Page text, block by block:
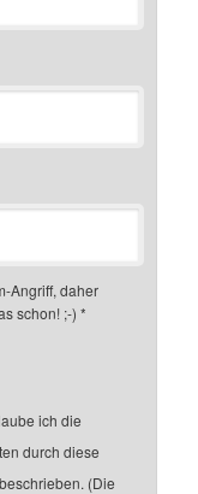
Angriff, daher
schon! ;-) *
ich die
durch diese
(Die